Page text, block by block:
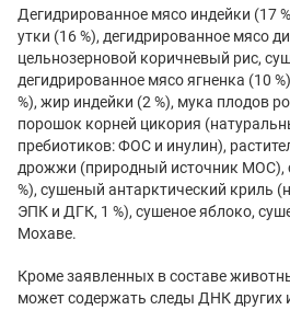
Дегидрированное мясо индейки (17
утки (16 %), дегидрированное мясо
цельнозерновой коричневый рис,
дегидрированное мясо ягненка (10
%), жир индейки (2 %), мука плодов
порошок корней цикория
пребиотиков: ФОС и инулин),
дрожжи (природный источник МОС),
%), сушеный антарктический криль
ЭПК и ДГК, 1 %), сушеное яблоко,
Мохаве.
Кроме заявленных в составе
может содержать следы ДНК других